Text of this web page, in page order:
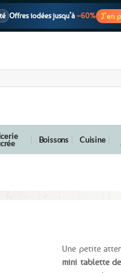
Offres iodées jusqu’à –60% J’en
Boissons Cuisine
Une petite
mini tablette